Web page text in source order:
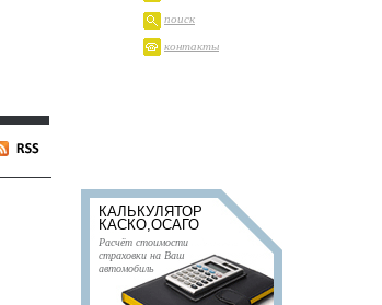
поиск
контакты
КАЛЬКУЛЯТОР
КАСКО,ОСАГО
Расчёт стоимости
страховки на Ваш
автомобиль